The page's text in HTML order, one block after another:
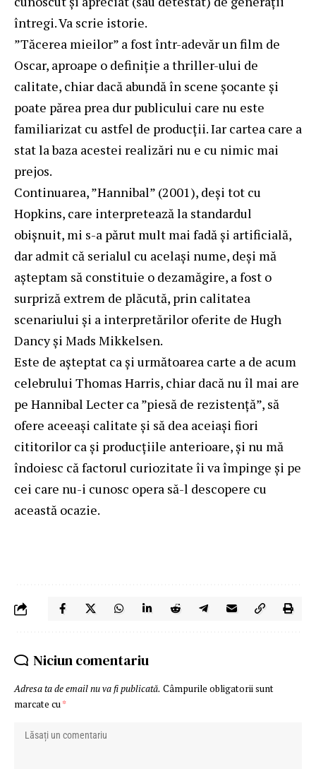
întregi. Va scrie istorie.
”Tăcerea mieilor” a fost într-adevăr un film de
Oscar, aproape o definiţie a thriller-ului de
calitate, chiar dacă abundă în scene şocante şi
poate părea prea dur publicului care nu este
familiarizat cu astfel de producţii. Iar cartea care a
stat la baza acestei realizări nu e cu nimic mai
prejos.
Continuarea, ”Hannibal” (2001), deşi tot cu
Hopkins, care interpretează la standardul
obişnuit, mi s-a părut mult mai fadă şi artificială,
dar admit că serialul cu acelaşi nume, deşi mă
aşteptam să constituie o dezamăgire, a fost o
surpriză extrem de plăcută, prin calitatea
scenariului şi a interpretărilor oferite de Hugh
Dancy şi Mads Mikkelsen.
Este de aşteptat ca şi următoarea carte a de acum
celebrului Thomas Harris, chiar dacă nu îl mai are
pe Hannibal Lecter ca ”piesă de rezistenţă”, să
ofere aceeaşi calitate şi să dea aceiaşi fiori
cititorilor ca şi producţiile anterioare, şi nu mă
îndoiesc că factorul curiozitate îi va împinge şi pe
cei care nu-i cunosc opera să-l descopere cu
această ocazie.
Niciun comentariu
Adresa ta de email nu va fi publicată. Câmpurile obligatorii sunt
marcate cu*